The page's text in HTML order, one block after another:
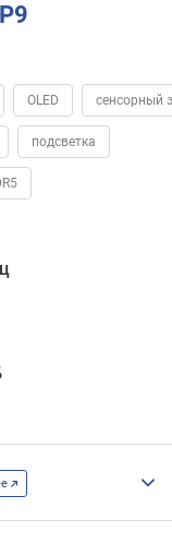
OLED сенсорный
подсветка